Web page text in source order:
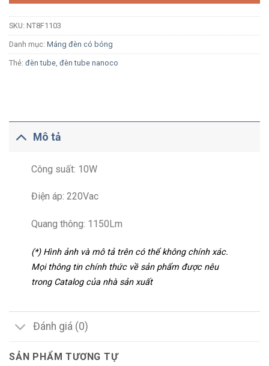
SKU: NT8F1103
Danh mục: Máng đèn có bóng
Thẻ: đèn tube đèn tube nanoco
Mô tả
Công suất: 10W
Điện áp: 220Vac
Quang thông: 1150Lm
(*) Hình ảnh và mô tả trên có thể không chính xác.
Mọi thông tin chính thức về sản phẩm được nêu
trong Catalog của nhà sản xuất
Đánh giá (0)
SẢN PHẨM TƯƠNG TỰ